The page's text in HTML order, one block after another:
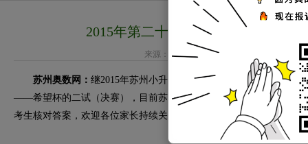
2015年第二十六届中学希望杯二试
来源： 苏州奥数网 作者：奥数网小编 2015-
苏州奥数网： 继2015年苏州小升初华杯赛的考试之后，2015年4
——希望杯的二试（决赛），目前苏州奥数网已经公布希望杯各年级
考生核对答案，欢迎各位家长持续关注我们。